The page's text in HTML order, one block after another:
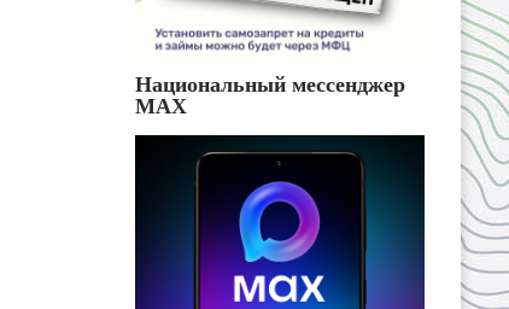
Национальный мессенджер
MAX